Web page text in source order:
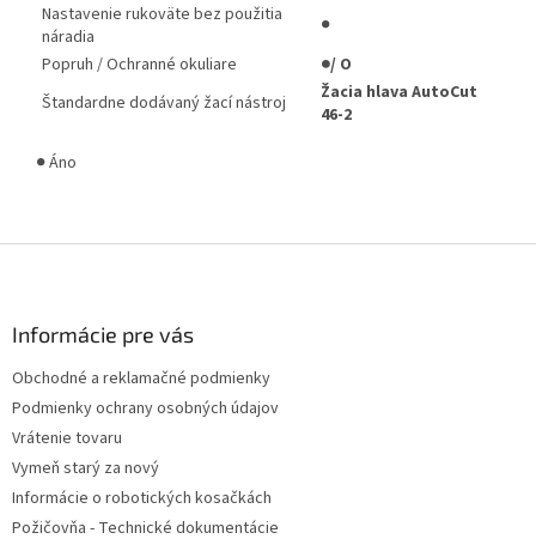
Nastavenie rukoväte bez použitia
náradia
●
Popruh / Ochranné okuliare
●/ O
Štandardne dodávaný žací nástroj
Žacia hlava AutoCut
46-2
● Áno
Informácie pre vás
Obchodné a reklamačné podmienky
Podmienky ochrany osobných údajov
Vrátenie tovaru
Vymeň starý za nový
Informácie o robotických kosačkách
Požičovňa - Technické dokumentácie